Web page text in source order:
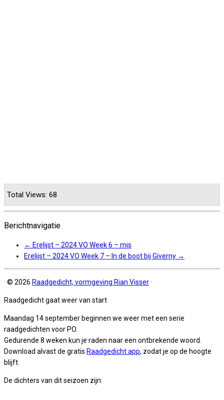
Total Views: 68
Berichtnavigatie
← Erelijst – 2024 VO Week 6 – mis
Erelijst – 2024 VO Week 7 – In de boot bij Giverny →
· © 2026 Raadgedicht, vormgeving Rian Visser·
Raadgedicht gaat weer van start
Maandag 14 september beginnen we weer met een serie
raadgedichten voor PO.
Gedurende 8 weken kun je raden naar een ontbrekende woord.
Download alvast de gratis Raadgedicht app, zodat je op de hoogte
blijft.
De dichters van dit seizoen zijn: